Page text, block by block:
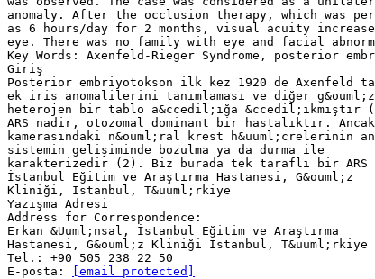
anomaly. After the occlusion therapy, which was
as 6 hours/day for 2 months, visual acuity
eye. There was no family with eye and facial
Key Words: Axenfeld-Rieger Syndrome, posterior
Giriş
Posterior embriyotokson ilk kez 1920 de Axenfeld
ek iris anomalilerini tanımlaması ve diğer
heterojen bir tablo a&ccedil;ığa &ccedil;ıkmıştır
ARS nadir, otozomal dominant bir hastalıktır.
kamerasındaki n&ouml;ral krest h&uuml;crelerinin
sistemin gelişiminde bozulma ya da durma ile
karakterizedir (2). Biz burada tek taraflı bir ARS
İstanbul Eğitim ve Araştırma Hastanesi, G&ouml;z
Kliniği, İstanbul, T&uuml;rkiye
Yazışma Adresi
Address for Correspondence:
Erkan &Uuml;nsal, İstanbul Eğitim ve Araştırma
Hastanesi, G&ouml;z Kliniği İstanbul, T&uuml;rkiye
Tel.: +90 505 238 22 50
E-posta:
[email protected]